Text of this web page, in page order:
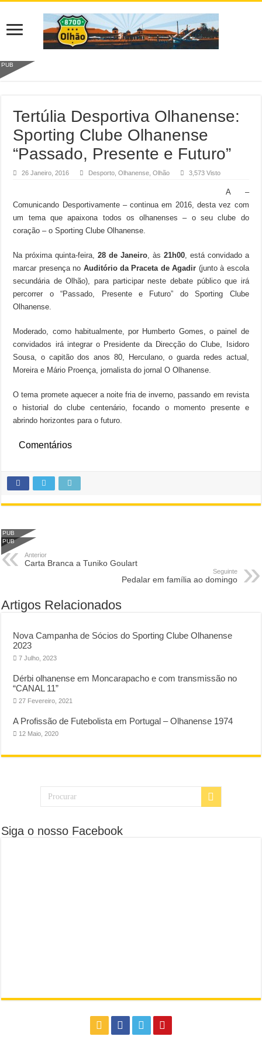
PUB
Tertúlia Desportiva Olhanense:
Sporting Clube Olhanense
“Passado, Presente e Futuro”
26 Janeiro, 2016 Desporto ,Olhanense ,Olhão 3,573 Visto
A –
Comunicando Desportivamente – continua em 2016, desta vez com
um tema que apaixona todos os olhanenses – o seu clube do
coração – o Sporting Clube Olhanense.
Na próxima quinta-feira,28 de Janeiro, às 21h00, está convidado a
marcar presença no Auditório da Praceta de Agadir (junto à escola
secundária de Olhão), para participar neste debate público que irá
percorrer o “Passado, Presente e Futuro” do Sporting Clube
Olhanense.
Moderado, como habitualmente, por Humberto Gomes, o painel de
convidados irá integrar o Presidente da Direcção do Clube, Isidoro
Sousa, o capitão dos anos 80, Herculano, o guarda redes actual,
Moreira e Mário Proença, jornalista do jornal O Olhanense.
O tema promete aquecer a noite fria de inverno, passando em revista
o historial do clube centenário, focando o momento presente e
abrindo horizontes para o futuro.
Comentários
PUB
PUB
Anterior
Carta Branca a Tuniko Goulart
Seguinte
Pedalar em família ao domingo
Artigos Relacionados
Nova Campanha de Sócios do Sporting Clube Olhanense
2023
7 Julho, 2023
Dérbi olhanense em Moncarapacho e com transmissão no
“CANAL 11”
27 Fevereiro, 2021
A Profissão de Futebolista em Portugal – Olhanense 1974
12 Maio, 2020
Siga o nosso Facebook